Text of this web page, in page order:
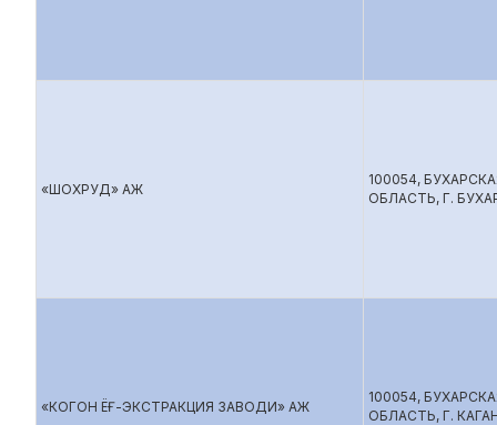
«ШОХРУД» АЖ
100054,
ОБЛАСТЬ, Г.
«КОГОН ЁҒ-ЭКСТРАКЦИЯ ЗАВОДИ» АЖ
100054,
ОБЛАСТЬ, Г.